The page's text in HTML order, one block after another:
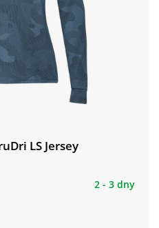
LS Jersey
2 - 3 dny